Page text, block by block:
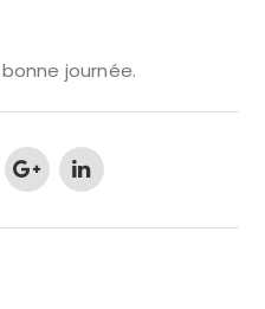
journée.